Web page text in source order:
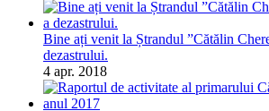
Bine ați venit la Ștrandul ”Cătălin
dezastrului.
4 apr. 2018